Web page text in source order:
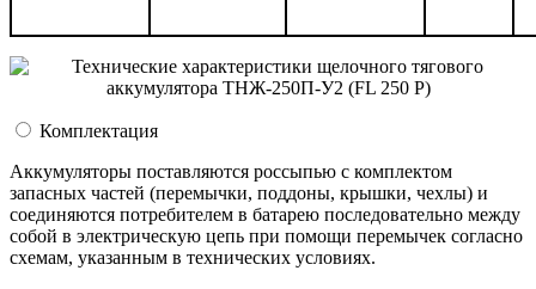
Комплектация
Аккумуляторы поставляются россыпью с комплектом
запасных частей (перемычки, поддоны, крышки, чехлы) и
соединяются потребителем в батарею последовательно между
собой в электрическую цепь при помощи перемычек согласно
схемам, указанным в технических условиях.